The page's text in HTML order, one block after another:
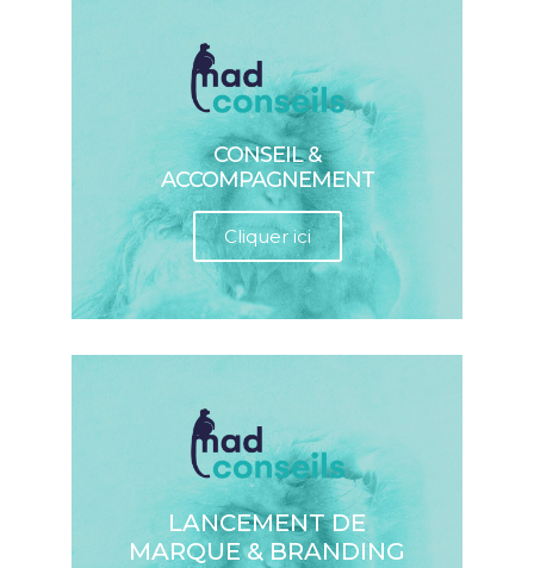
CONSEIL &
ACCOMPAGNEMENT
Cliquer ici
LANCEMENT DE
MARQUE & BRANDING